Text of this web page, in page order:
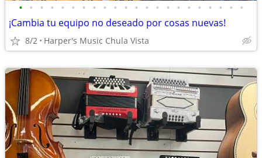
• • • • • • • • • • • • • • • • • • • • • •
¡Cambia tu equipo no deseado por cosas nuevas!
8/2 Harper's Music Chula Vista